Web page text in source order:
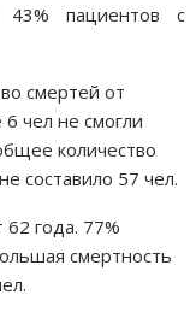
пациентов с
смертей от
чел не смогли
количество
составило 57 чел.
года. 77%
смертность